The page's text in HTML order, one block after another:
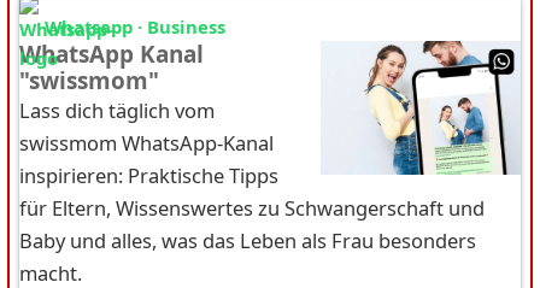
Whatsapp · Business
WhatsApp Kanal
"swissmom"
Lass dich täglich vom
swissmom WhatsApp-Kanal
inspirieren: Praktische Tipps
für Eltern, Wissenswertes zu Schwangerschaft und
Baby und alles, was das Leben als Frau besonders
macht.